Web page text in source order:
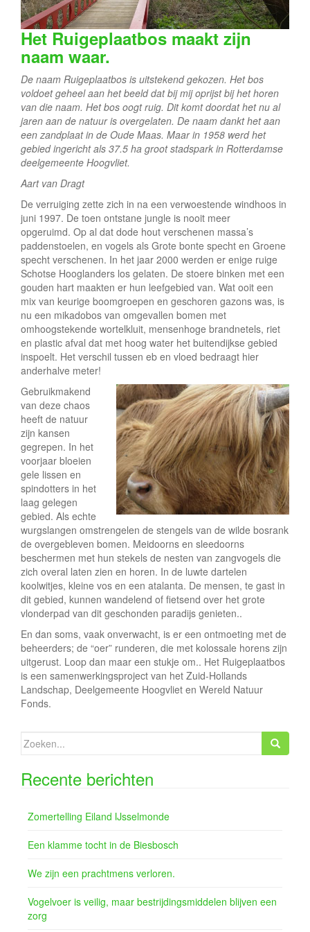
Het Ruigeplaatbos maakt zijn
naam waar.
De naam Ruigeplaatbos is uitstekend gekozen. Het bos
voldoet geheel aan het beeld dat bij mij oprijst bij het horen
van die naam. Het bos oogt ruig. Dit komt doordat het nu al
jaren aan de natuur is overgelaten. De naam dankt het aan
een zandplaat in de Oude Maas. Maar in 1958 werd het
gebied ingericht als 37.5 ha groot stadspark in Rotterdamse
deelgemeente Hoogvliet.
Aart van Dragt
De verruiging zette zich in na een verwoestende windhoos in
juni 1997. De toen ontstane jungle is nooit meer
opgeruimd. Op al dat dode hout verschenen massa’s
paddenstoelen, en vogels als Grote bonte specht en Groene
specht verschenen. In het jaar 2000 werden er enige ruige
Schotse Hooglanders los gelaten. De stoere binken met een
gouden hart maakten er hun leefgebied van. Wat ooit een
mix van keurige boomgroepen en geschoren gazons was, is
nu een mikadobos van omgevallen bomen met
omhoogstekende wortelkluit, mensenhoge brandnetels, riet
en plastic afval dat met hoog water het buitendijkse gebied
inspoelt. Het verschil tussen eb en vloed bedraagt hier
anderhalve meter!
Gebruikmakend
van deze chaos
heeft de natuur
zijn kansen
gegrepen. In het
voorjaar bloeien
gele lissen en
spindotters in het
laag gelegen
gebied. Als echte
wurgslangen omstrengelen de stengels van de wilde bosrank
de overgebleven bomen. Meidoorns en sleedoorns
beschermen met hun stekels de nesten van zangvogels die
zich overal laten zien en horen. In de luwte dartelen
koolwitjes, kleine vos en een atalanta. De mensen, te gast in
dit gebied, kunnen wandelend of fietsend over het grote
vlonderpad van dit geschonden paradijs genieten..
En dan soms, vaak onverwacht, is er een ontmoeting met de
beheerders; de “oer” runderen, die met kolossale horens zijn
uitgerust. Loop dan maar een stukje om.. Het Ruigeplaatbos
is een samenwerkingsproject van het Zuid-Hollands
Landschap, Deelgemeente Hoogvliet en Wereld Natuur
Fonds.
Zoeken
naar:
Recente berichten
Zomertelling Eiland IJsselmonde
Een klamme tocht in de Biesbosch
We zijn een prachtmens verloren.
Vogelvoer is veilig, maar bestrijdingsmiddelen blijven een
zorg